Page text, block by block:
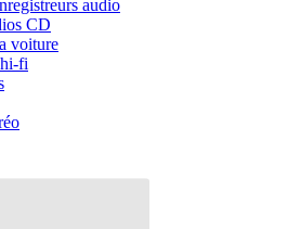
audio
CD
voiture
fi